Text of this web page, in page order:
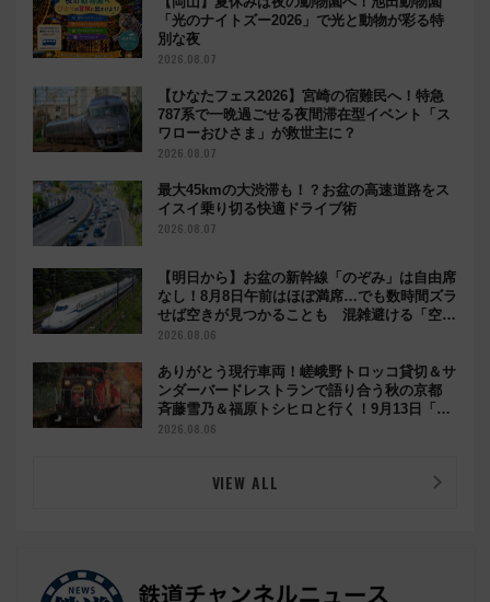
「光のナイトズー2026」で光と動物が彩る特
別な夜
2026.08.07
【ひなたフェス2026】宮崎の宿難民へ！特急
787系で一晩過ごせる夜間滞在型イベント「ス
ワローおひさま」が救世主に？
2026.08.07
最大45kmの大渋滞も！？お盆の高速道路をス
イスイ乗り切る快適ドライブ術
2026.08.07
【明日から】お盆の新幹線「のぞみ」は自由席
なし！8月8日午前はほぼ満席…でも数時間ズラ
せば空きが見つかることも 混雑避ける「空
席」探しのコツ
2026.08.06
ありがとう現行車両！嵯峨野トロッコ貸切＆サ
ンダーバードレストランで語り合う秋の京都
斉藤雪乃＆福原トシヒロと行く！9月13日「京
都の鉄道満喫ツアー」開催
2026.08.06
VIEW ALL